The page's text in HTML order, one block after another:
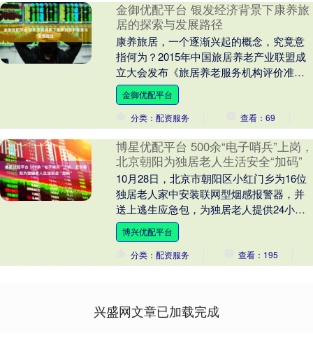
金御优配平台 银发经济背景下康养旅
居的探索与发展路径
康养旅居，一个逐渐兴起的概念，究竟意
指何为？2015年中国旅居养老产业联盟成
立大会发布《旅居养老服务机构评价准
则》中给出的定义：老年人在常住地域以
外的地域旅行并....
金御优配平台
分类：配资服务
查看：69
博星优配平台 500余“电子哨兵”上岗，
北京朝阳为独居老人生活安全“加码”
10月28日，北京市朝阳区小红门乡为16位
独居老人家中安装联网型烟感报警器，并
送上逃生应急包，为独居老人提供24小时
不间断的安全守护，切实保障生命财产安
全。目前....
博兴优配平台
分类：配资服务
查看：195
兴盛网文章已加载完成